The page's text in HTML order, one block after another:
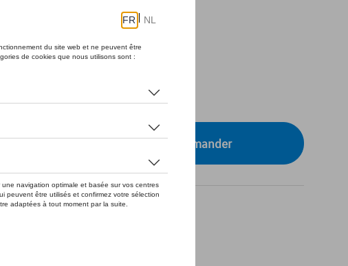
votre concessionnaire pour commander